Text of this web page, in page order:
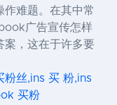
作难题。在其中常
广告宣传怎样
案，这在于许多要
粉丝,ins 买 粉,ins
买粉